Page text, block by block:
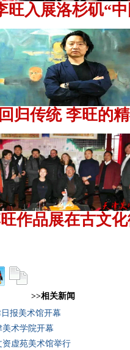
旺入展洛杉矶“
归传统 李旺的
作品展在古文
>>相关新闻
报美术馆开幕
美术学院开幕
虚苑美术馆举行